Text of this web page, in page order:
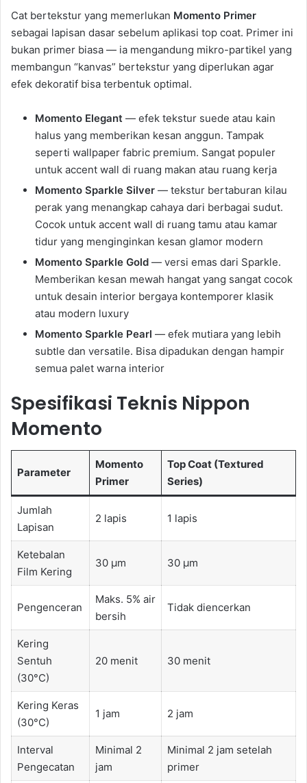
Cat bertekstur yang memerlukan Momento Primer
sebagai lapisan dasar sebelum aplikasi top coat. Primer ini
bukan primer biasa — ia mengandung mikro-partikel yang
membangun “kanvas” bertekstur yang diperlukan agar
efek dekoratif bisa terbentuk optimal.
Momento Elegant — efek tekstur suede atau kain
halus yang memberikan kesan anggun. Tampak
seperti wallpaper fabric premium. Sangat populer
untuk accent wall di ruang makan atau ruang kerja
Momento Sparkle Silver — tekstur bertaburan kilau
perak yang menangkap cahaya dari berbagai sudut.
Cocok untuk accent wall di ruang tamu atau kamar
tidur yang menginginkan kesan glamor modern
Momento Sparkle Gold — versi emas dari Sparkle.
Memberikan kesan mewah hangat yang sangat cocok
untuk desain interior bergaya kontemporer klasik
atau modern luxury
Momento Sparkle Pearl — efek mutiara yang lebih
subtle dan versatile. Bisa dipadukan dengan hampir
semua palet warna interior
Spesifikasi Teknis Nippon
Momento
Parameter
Momento
Primer
Top Coat (Textured
Series)
Jumlah
Lapisan
2 lapis 1 lapis
Ketebalan
Film Kering
30 µm 30 µm
Pengenceran
Maks. 5% air
bersih
Tidak diencerkan
Kering
Sentuh
(30°C)
20 menit 30 menit
Kering Keras
(30°C)
1 jam 2 jam
Interval
Pengecatan
Minimal 2
jam
Minimal 2 jam setelah
primer